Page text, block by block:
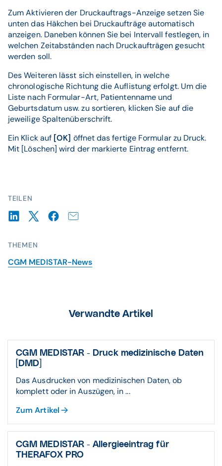
TEILEN
THEMEN
CGM MEDISTAR-News
Zum Aktivieren der Druckauftrags-Anzeige setzen Sie
unten das Häkchen bei Druckaufträge automatisch
anzeigen. Daneben können Sie bei Intervall festlegen, in
welchen Zeitabständen nach Druckaufträgen gesucht
werden soll.
Des Weiteren lässt sich einstellen, in welche
chronologische Richtung die Auflistung erfolgt. Um die
Liste nach Formular-Art, Patientenname und
Geburtsdatum usw. zu sortieren, klicken Sie auf die
jeweilige Spaltenüberschrift.
Ein Klick auf [OK] öffnet das fertige Formular zu Druck.
Mit [Löschen] wird der markierte Eintrag entfernt.
Verwandte Artikel
CGM MEDISTAR - Druck medizinische Daten
[DMD]
Das Ausdrucken von medizinischen Daten, ob
komplett oder in Auszügen, in ...
Zum Artikel
CGM MEDISTAR - Allergieeintrag für
THERAFOX PRO